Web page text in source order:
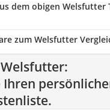
dem obigen Welsfutter
zum Welsfutter
Ihren